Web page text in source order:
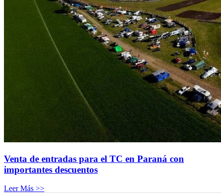
Venta de entradas para el TC en Paraná con
importantes descuentos
Leer Más >>